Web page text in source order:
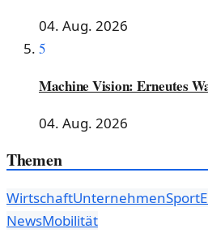
04. Aug. 2026
5
Machine Vision: Erneutes
04. Aug. 2026
Themen
WirtschaftUnternehmenSport
NewsMobilität